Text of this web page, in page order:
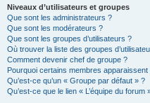
Niveaux d’utilisateurs et groupes
Que sont les administrateurs ?
Que sont les modérateurs ?
Que sont les groupes d’utilisateurs ?
Où trouver la liste des groupes
Comment devenir chef de groupe ?
Pourquoi certains membres
Qu’est-ce qu’un « Groupe par défaut » ?
Qu’est-ce que le lien « L’équipe du forum